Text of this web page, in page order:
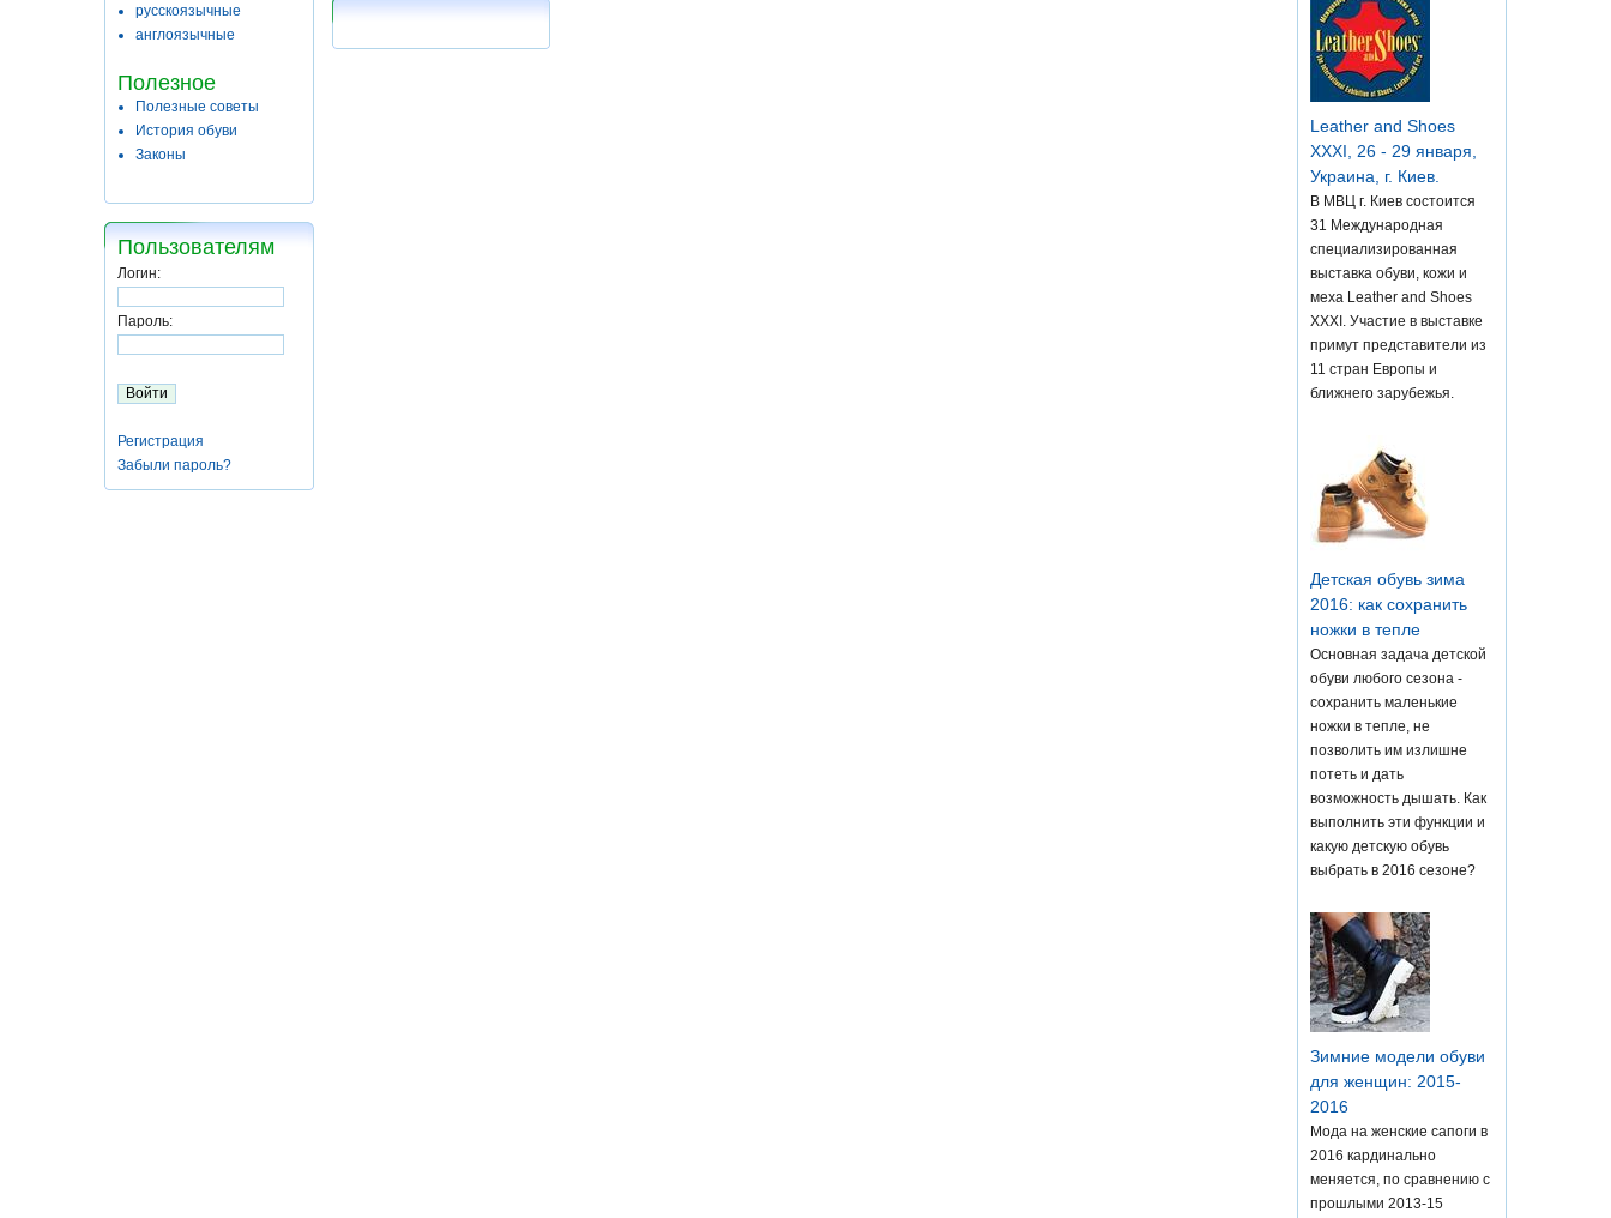
русскоязычные
англоязычные
Полезное
Полезные советы
История обуви
Законы
Пользователям
Логин:
Пароль:
Регистрация
Забыли пароль?
Leather and Shoes
XXXI, 26 - 29 января,
Украина, г. Киев.
В МВЦ г. Киев состоится
31 Международная
специализированная
выставка обуви, кожи и
меха Leather and Shoes
XXXI. Участие в выставке
примут представители из
11 стран Европы и
ближнего зарубежья.
Детская обувь зима
2016: как сохранить
ножки в тепле
Основная задача детской
обуви любого сезона -
сохранить маленькие
ножки в тепле, не
позволить им излишне
потеть и дать
возможность дышать. Как
выполнить эти функции и
какую детскую обувь
выбрать в 2016 сезоне?
Зимние модели обуви
для женщин: 2015-
2016
Мода на женские сапоги в
2016 кардинально
меняется, по сравнению с
прошлыми 2013-15